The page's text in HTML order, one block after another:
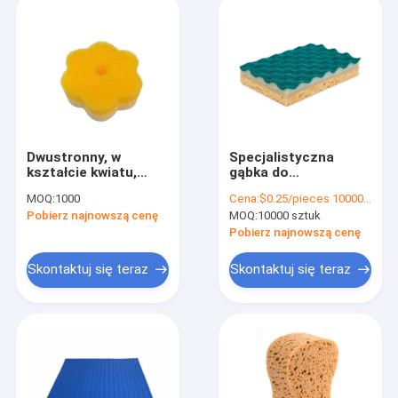
Dwustronny, w
kształcie kwiatu,
temperaturę,
szczotkowanie
szczotkownik
MOQ:1000
Pobierz najnowszą cenę
Skontaktuj się teraz
Specjalistyczna
gąbka do
celulozy przyjazna
dla środowiska
Cena:$0.25/pieces 10000-49999 pieces
MOQ:10000 sztuk
Pobierz najnowszą cenę
Skontaktuj się teraz